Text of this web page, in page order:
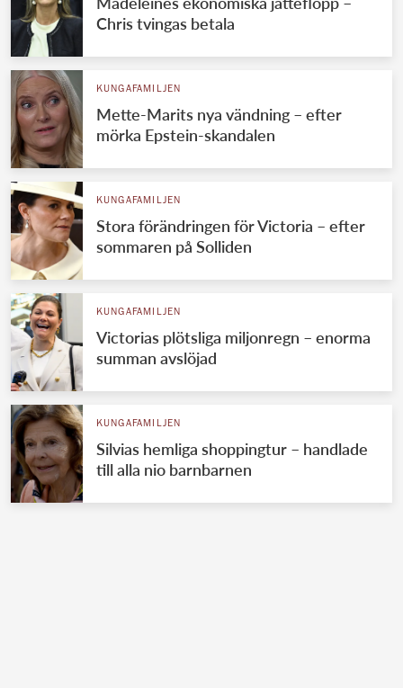
Chris tvingas betala
KUNGAFAMILJEN
Mette-Marits nya vändning – efter
mörka Epstein-skandalen
KUNGAFAMILJEN
Stora förändringen för Victoria – efter
sommaren på Solliden
KUNGAFAMILJEN
Victorias plötsliga miljonregn – enorma
summan avslöjad
KUNGAFAMILJEN
Silvias hemliga shoppingtur – handlade
till alla nio barnbarnen